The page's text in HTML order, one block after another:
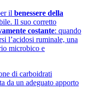
il benessere della
Il suo corretto
costante: quando
l’acidosi ruminale, una
microbico e
di carboidrati
da un adeguato apporto